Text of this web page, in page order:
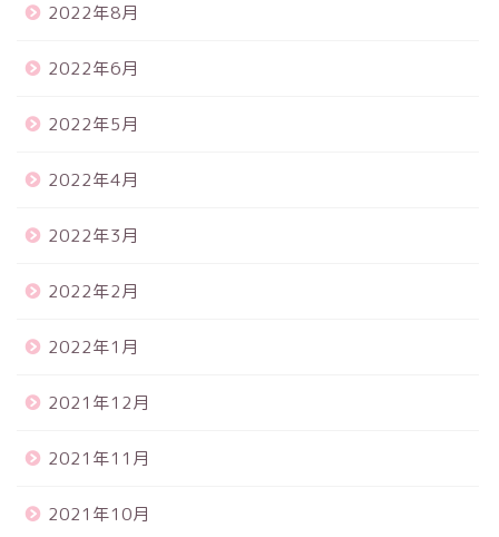
2022年8月
2022年6月
2022年5月
2022年4月
2022年3月
2022年2月
2022年1月
2021年12月
2021年11月
2021年10月